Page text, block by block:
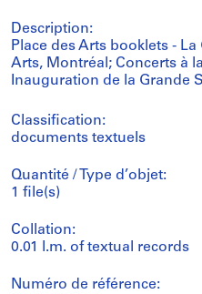
Description:
Place des Arts booklets -
Arts, Montréal; Concerts à
Inauguration de la Grande
Classification:
documents textuels
Quantité / Type d’objet:
1 file(s)
Collation:
0.01 l.m. of textual records
Numéro de référence: